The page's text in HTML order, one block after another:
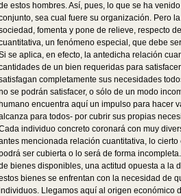
estos hombres. Así, pues, lo que se ha
sea cual fuere su organización. Pero
fomenta y pone de relieve, respecto
un fenómeno especial, que debe
se aplica, en efecto, la antedicha relación
de un bien requeridas para
completamente sus necesidades
se podrán satisfacer, o sólo de un modo
humano encuentra aquí un impulso para hacer
para todos- por cubrir sus propias
individuo concreto coronará con muy
mencionada relación cuantitativa, lo
ser cubierta o lo será de forma
bienes disponibles, una actitud opuesta a la
bienes se enfrentan con la necesidad de
Llegamos aquí al origen económico